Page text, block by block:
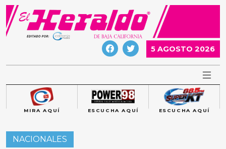
Skip
content
5 AGOSTO 2026
MIRA AQUÍ ESCUCHA AQUÍ ESCUCHA AQUÍ
NACIONALES